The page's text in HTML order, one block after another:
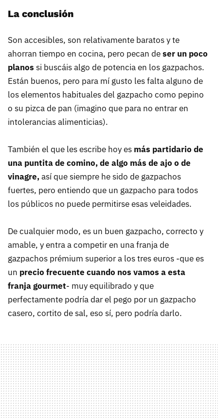
La conclusión
Son accesibles, son relativamente baratos y te
ahorran tiempo en cocina, pero pecan deser un poco
planos si buscáis algo de potencia en los gazpachos.
Están buenos, pero para mí gusto les falta alguno de
los elementos habituales del gazpacho como pepino
o su pizca de pan (imagino que para no entrar en
intolerancias alimenticias).
También el que les escribe hoy es más partidario de
una puntita de comino, de algo más de ajo o de
vinagre,así que siempre he sido de gazpachos
fuertes, pero entiendo que un gazpacho para todos
los públicos no puede permitirse esas veleidades.
De cualquier modo, es un buen gazpacho, correcto y
amable, y entra a competir en una franja de
gazpachos prémium superior a los tres euros -que es
un precio frecuente cuando nos vamos a esta
franja gourmet- muy equilibrado y que
perfectamente podría dar el pego por un gazpacho
casero, cortito de sal, eso sí, pero podría darlo.